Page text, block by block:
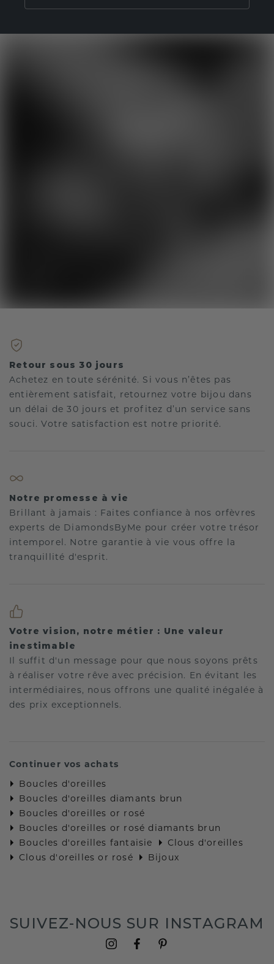
Retour sous 30 jours
Achetez en toute sérénité. Si vous n’êtes pas
entièrement satisfait, retournez votre bijou dans
un délai de 30 jours et profitez d’un service sans
souci. Votre satisfaction est notre priorité.
Notre promesse à vie
Brillant à jamais : Faites confiance à nos orfèvres
experts de DiamondsByMe pour créer votre trésor
intemporel. Notre garantie à vie vous offre la
tranquillité d'esprit.
Votre vision, notre métier : Une valeur
inestimable
Il suffit d'un message pour que nous soyons prêts
à réaliser votre rêve avec précision. En évitant les
intermédiaires, nous offrons une qualité inégalée à
des prix exceptionnels.
Continuer vos achats
Boucles d'oreilles
Boucles d'oreilles diamants brun
Boucles d'oreilles or rosé
Boucles d'oreilles or rosé diamants brun
Boucles d'oreilles fantaisie
Clous d'oreilles
Clous d'oreilles or rosé
Bijoux
SUIVEZ-NOUS SUR INSTAGRAM